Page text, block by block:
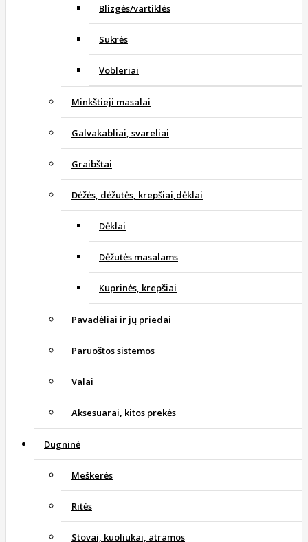
Blizgės/vartiklės
Sukrės
Vobleriai
Minkštieji masalai
Galvakabliai, svareliai
Graibštai
Dėžės, dėžutės, krepšiai,dėklai
Dėklai
Dėžutės masalams
Kuprinės, krepšiai
Pavadėliai ir jų priedai
Paruoštos sistemos
Valai
Aksesuarai, kitos prekės
Dugninė
Meškerės
Ritės
Stovai, kuoliukai, atramos